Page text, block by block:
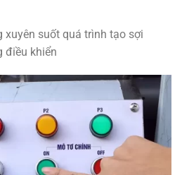
suốt quá trình tạo sợi
điều khiển